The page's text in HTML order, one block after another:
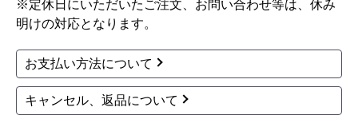
※定休日にいただいたご注文、お問い合わせ等は、休み
明けの対応となります。
お支払い方法について
キャンセル、返品について